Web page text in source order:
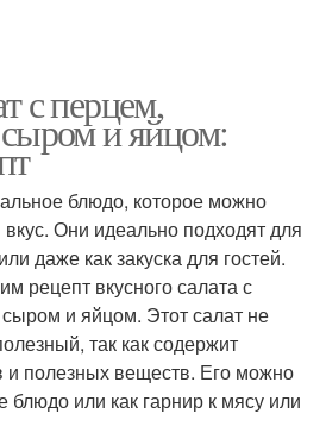
с перцем,
и яйцом:
блюдо, которое можно
Они идеально подходят для
даже как закуска для гостей.
рецепт вкусного салата с
и яйцом. Этот салат не
так как содержит
и полезных веществ. Его можно
блюдо или как гарнир к мясу или